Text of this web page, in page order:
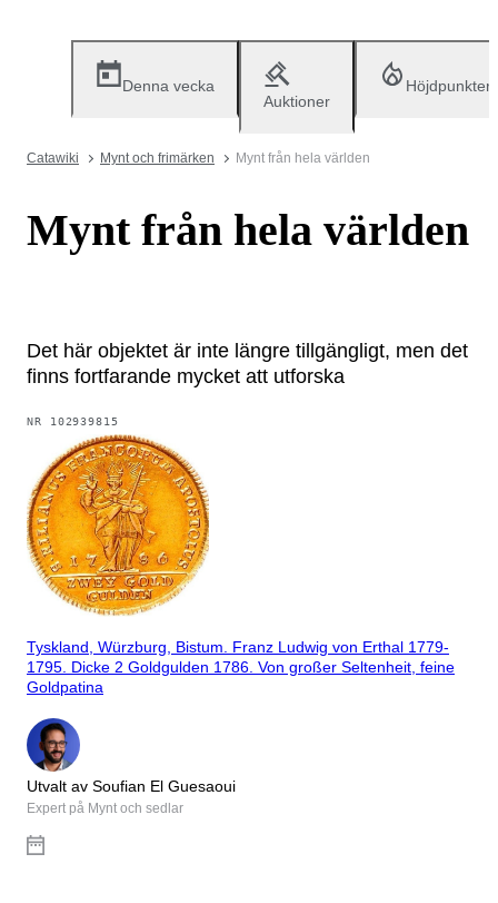
Denna vecka
Auktioner
Höjdpunkter
Catawiki Mynt och frimärken Mynt från hela världen
Mynt från hela världen
Det här objektet är inte längre tillgängligt, men det
finns fortfarande mycket att utforska
NR 102939815
Tyskland, Würzburg, Bistum. Franz Ludwig von Erthal 1779-
1795. Dicke 2 Goldgulden 1786. Von großer Seltenheit, feine
Goldpatina
Utvalt av Soufian El Guesaoui
Expert på Mynt och sedlar